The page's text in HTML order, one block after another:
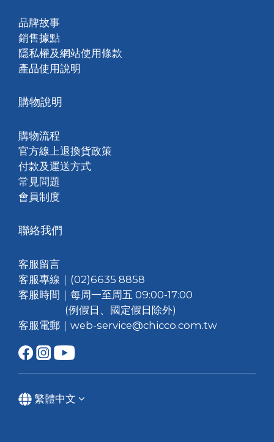
品牌故事
銷售據點
隱私權及網站使用條款
產品使用說明
購物說明
購物流程
官方線上退換貨政策
付款及運送方式
常見問題
會員制度
聯絡我們
客服留言
客服專線｜(02)6635 8858
客服時間｜每周一至周五 09:00-17:00
(例假日、國定假日除外)
客服電郵｜web-service@chicco.com.tw
繁體中文